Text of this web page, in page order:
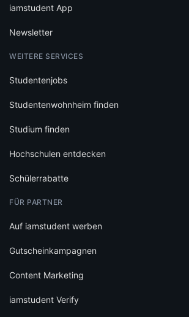
iamstudent App
Newsletter
WEITERE SERVICES
Studentenjobs
Studentenwohnheim finden
Studium finden
Hochschulen entdecken
Schülerrabatte
FÜR PARTNER
Auf iamstudent werben
Gutscheinkampagnen
Content Marketing
iamstudent Verify